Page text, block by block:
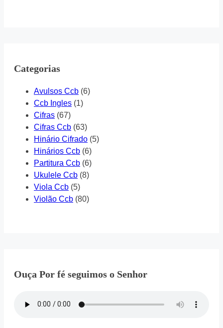
Categorias
Avulsos Ccb (6)
Ccb Ingles (1)
Cifras (67)
Cifras Ccb (63)
Hinário Cifrado (5)
Hinários Ccb (6)
Partitura Ccb (6)
Ukulele Ccb (8)
Viola Ccb (5)
Violão Ccb (80)
Ouça Por fé seguimos o Senhor